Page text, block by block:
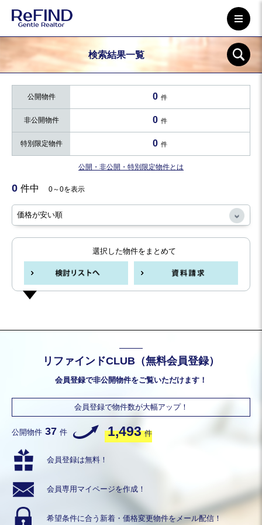
検索結果一覧
公開物件 0 件
非公開物件 0 件
特別限定物件 0 件
公開・非公開・特別限定物件とは
0 件中 0～0を表示
選択した物件をまとめて
リファインドCLUB（無料会員登録）
会員登録で非公開物件をご覧いただけます！
会員登録で物件数が大幅アップ！
公開物件 37 件 1,493 件
会員登録は無料！
会員専用 マイページを作成！
希望条件に合う 新着・価格変更物件をメール配信！